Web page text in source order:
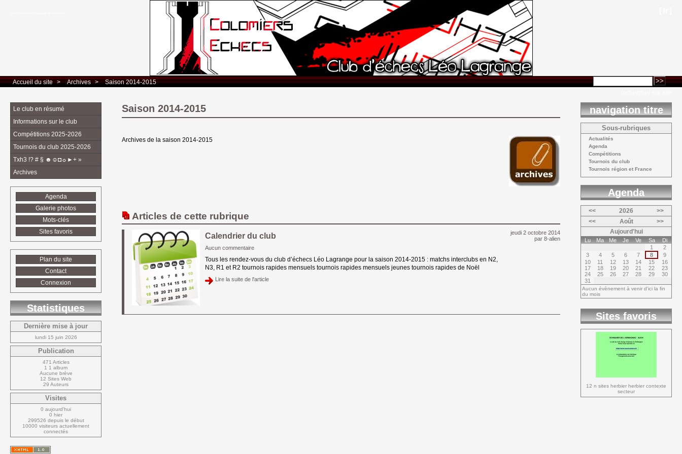
Accueil du site > Archives > Saison 2014-2015
Saison 2014-2015
Archives de la saison 2014-2015
Articles de cette rubrique
jeudi 2 octobre 2014
par 8-alien
Calendrier du club
Aucun commentaire
Tous les rendez-vous du club d’échecs Léo Lagrange pour la saison 2014-2015 : matchs interclubs en N2,
N3, R1 et R2 tournois rapides mensuels tournois rapides mensuels jeunes tournois rapides de Noël
Lire la suite de l'article
Le club en résumé
Informations sur le club
Compétitions 2025-2026
Tournois du club 2025-2026
Txh3 !? # § ☻☺◘☼►+ »
Archives
Agenda
Galerie photos
Mots-clés
Sites favoris
Plan du site
Contact
Connexion
Statistiques
Dernière mise à jour
lundi 15 juin 2026
Publication
471 Articles
1 1 album
Aucune brève
12 Sites Web
29 Auteurs
Visites
0 aujourd'hui
0 hier
299526 depuis le début
10000 visiteurs actuellement
connectés
navigation titre
Sous-rubriques
Actualités
Agenda
Compétitions
Tournois du club
Tournois région et France
Agenda
<< 2026
>>
<<
Août
>>
Aujourd'hui
Lu Ma Me Je Ve Sa
Di
1
2
3
4 5 6 7 8
9
10
11 12 13 14 15
16
17
18 19 20 21 22
23
24
25 26 27 28 29
30
31
Aucun évènement à venir d'ici la fin
du mois
Sites favoris
12 n sites herbier herbier contexte
secteur